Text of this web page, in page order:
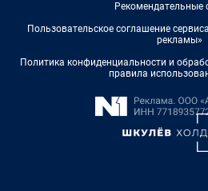
Рекомендательные
Пользовательское соглашение
рекламы»
Политика конфиденциальности и
правила